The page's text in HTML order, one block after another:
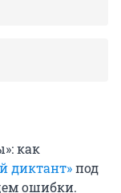
как
диктант»под
ошибки.